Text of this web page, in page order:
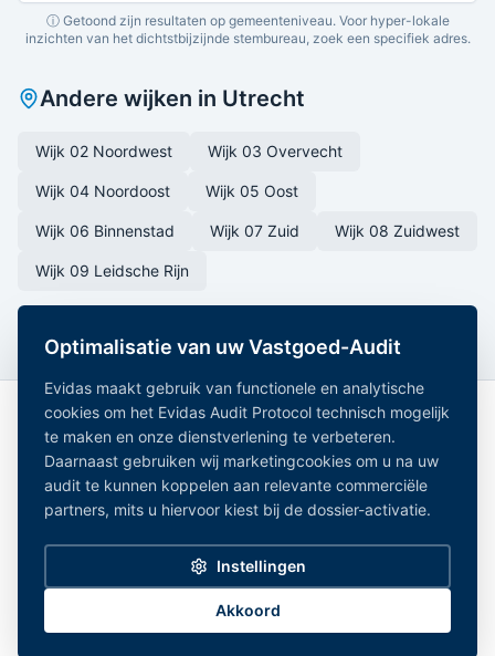
ⓘ Getoond zijn resultaten op gemeenteniveau. Voor hyper-lokale
inzichten van het dichtstbijzijnde stembureau, zoek een specifiek adres.
Andere wijken in Utrecht
Wijk 02 Noordwest Wijk 03 Overvecht
Wijk 04 Noordoost Wijk 05 Oost
Wijk 06 Binnenstad Wijk 07 Zuid Wijk 08 Zuidwest
Wijk 09 Leidsche Rijn
Onafhankelijk Vastgoedregister — geaggregeerde
vastgoeddata uit 15+ overheidsregistraties.
Noord-Holland|Zuid-Holland
Gelderland
Bronnen|Partners
Optimalisatie van uw Vastgoed-Audit
Evidas maakt gebruik van functionele en analytische
cookies om het Evidas Audit Protocol technisch mogelijk
te maken en onze dienstverlening te verbeteren.
Daarnaast gebruiken wij marketingcookies om u na uw
audit te kunnen koppelen aan relevante commerciële
partners, mits u hiervoor kiest bij de dossier-activatie.
Instellingen
Akkoord